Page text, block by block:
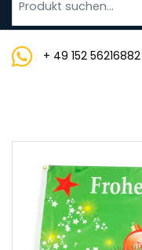
+ 49 152 56216882